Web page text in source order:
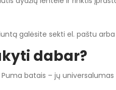
galėsite sekti el. paštu arba
dabar?
batais – jų